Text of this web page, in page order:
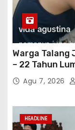
Warga Talang
– 22 Tahun
Tiktok
Perwakilan
Bertindak
Agu 7, 2026
HEADLINE